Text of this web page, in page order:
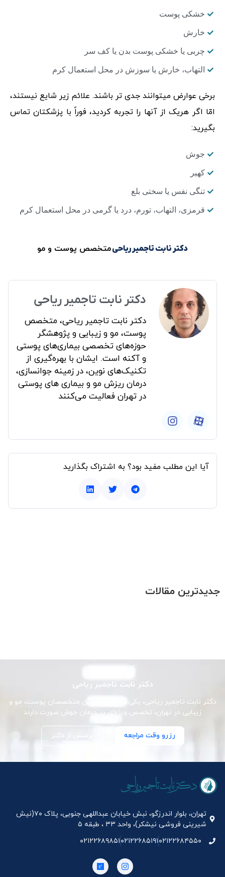
خشکی پوست
خارش
چربی یا خشکی پوست بدن یا کف سر
التهاب، خارش یا سوزش در محل استعمال کرم
برخی عوارض میتوانند جدی تر باشند. علائم زیر شایع نیستند،
امّا اگر هریک از آنها را تجربه کردید، فوراً با پزشکتان تماس
بگیرید:
جوش
کهیر
تنگی نفس یا سختی بلع
قرمزی، التهاب، تورم، درد یا گرمی در محل استعمال کرم
دکتر نابت تاجمیر ریاحیمتخصص پوست و مو
دکتر نابت تاجمیر ریاحی
دکتر نابت تاجمیر ریاحی، متخصص
پوست، مو و زیبایی و پژوهشگر
حوزه‌های تخصصی بیماری‌های پوستی
و آکنه است. ایشان با بهره‌گیری از
تکنیک‌های نوین، در زمینه جوانسازی،
درمان ریزش مو و بیماری های پوستی
در تهران فعالیت می‌کنند
آیا این مطلب مفید بود؟ به اشتراک بگذارید
جدیدترین مقالات
دکتر نابت تاجمیر ریاحی
دکتر نابت تاجمیر ریاحی، یکی از برجسته‌ترین متخصصان پوست، مو و
زیبایی در تهران، تخصص ویژه‌ای در درمان جوش صورت دارند
رزرو وقت مراجعه پرسش از دکتر
تهران، بلوار اندرزگو، نبش خیابان عبداللهی جنوبی، پلاک ۷۰(نیش
شیرینی فروشی نیشکر)، واحد ۳۳ ، طبقه ۵
۰۲۱۲۲۶۸۴۵۵۰۰۲۱۲۲۶۸۵۱۹۱۰۲۱۲۲۶۸۹۸۵۱